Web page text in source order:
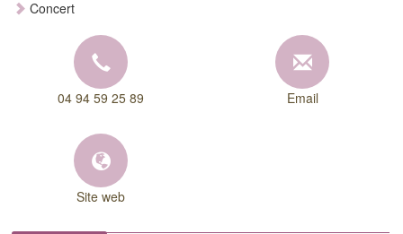
Concert
04 94 59 25 89 Email
Site web